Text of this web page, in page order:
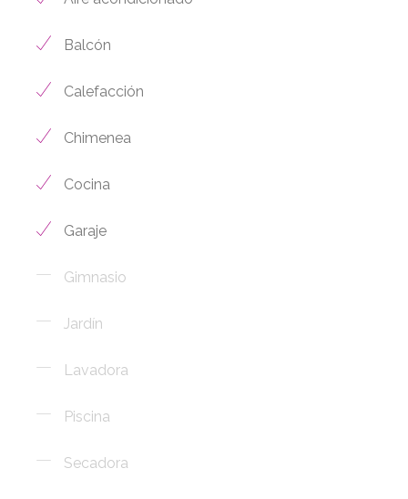
Balcón
Calefacción
Chimenea
Cocina
Garaje
Gimnasio
Jardín
Lavadora
Piscina
Secadora